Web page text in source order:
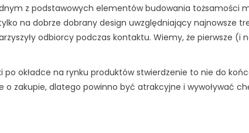
z podstawowych elementów budowania tożsamości
na dobrze dobrany design uwzględniający najnowsze
odbiorcy podczas kontaktu. Wiemy, że pierwsze (i
po okładce na rynku produktów stwierdzenie to nie do
o zakupie, dlatego powinno być atrakcyjne i wywoływać